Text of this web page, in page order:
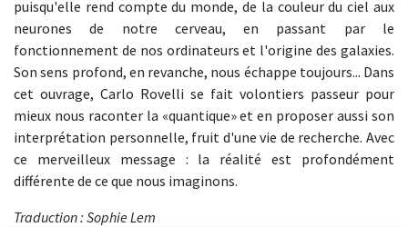
puisqu'elle rend compte du monde, de la couleur du ciel aux
neurones de notre cerveau, en passant par le
fonctionnement de nos ordinateurs et l'origine des galaxies.
Son sens profond, en revanche, nous échappe toujours... Dans
cet ouvrage, Carlo Rovelli se fait volontiers passeur pour
mieux nous raconter la «quantique» et en proposer aussi son
interprétation personnelle, fruit d'une vie de recherche. Avec
ce merveilleux message : la réalité est profondément
différente de ce que nous imaginons.
Traduction : Sophie Lem